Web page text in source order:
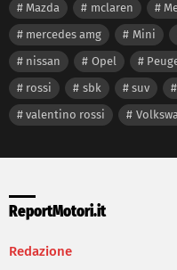
Mazda
mclaren
mercedes amg
Mini
nissan
Opel
rossi
sbk suv
valentino rossi
ReportMotori.it
Redazione